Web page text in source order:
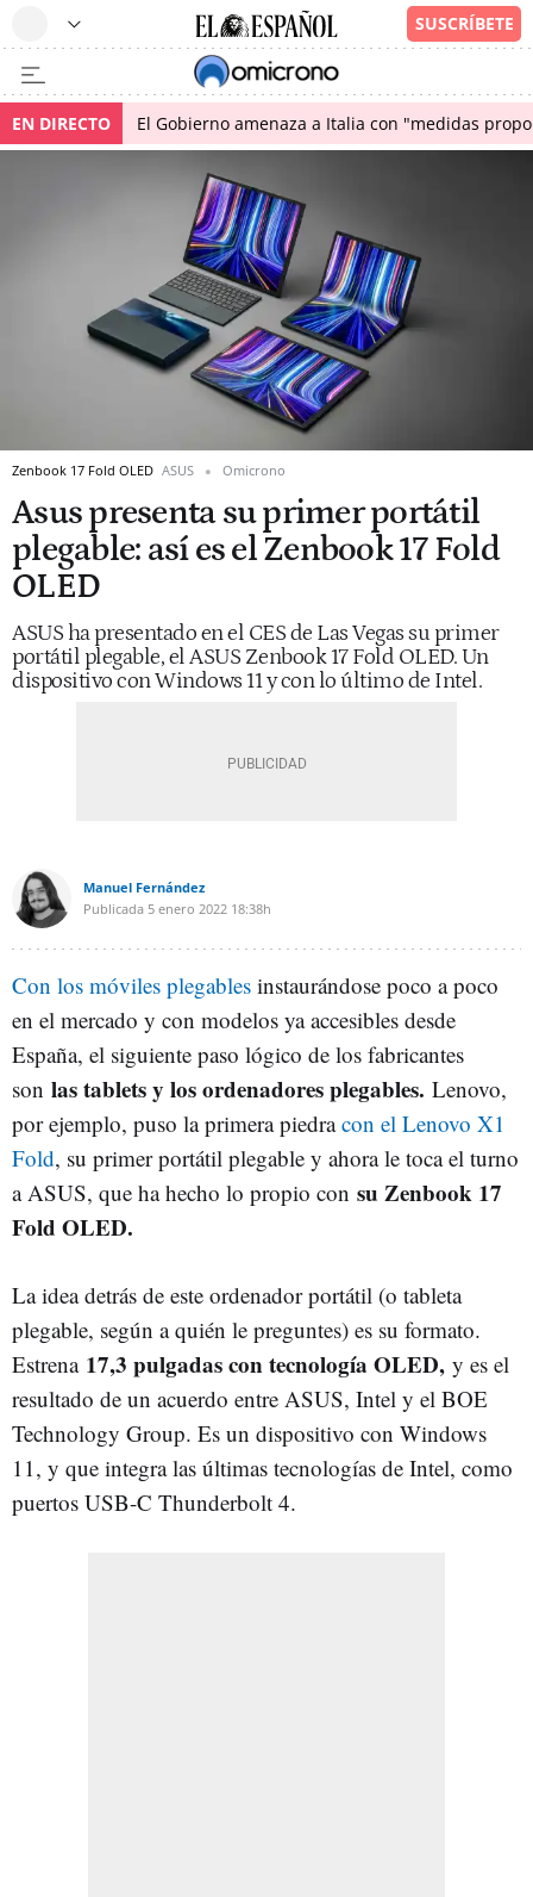
EN DIRECTO El Gobierno amenaza a Italia con "medidas
Zenbook 17 Fold OLED ASUS Omicrono
Asus presenta su primer portátil
plegable: así es el Zenbook 17 Fold
OLED
ASUS ha presentado en el CES de Las Vegas su primer
portátil plegable, el ASUS Zenbook 17 Fold OLED. Un
dispositivo con Windows 11 y con lo último de Intel.
Manuel Fernández
Publicada 5 enero 2022 18:38h
Con los móviles plegables instaurándose poco a poco
en el mercado y con modelos ya accesibles desde
España, el siguiente paso lógico de los fabricantes
son las tablets y los ordenadores plegables. Lenovo,
por ejemplo, puso la primera piedracon el Lenovo X1
Fold, su primer portátil plegable y ahora le toca el turno
a ASUS, que ha hecho lo propio con su Zenbook 17
Fold OLED.
La idea detrás de este ordenador portátil (o tableta
plegable, según a quién le preguntes) es su formato.
Estrena 17,3 pulgadas con tecnología OLED, y es el
resultado de un acuerdo entre ASUS, Intel y el BOE
Technology Group. Es un dispositivo con Windows
11, y que integra las últimas tecnologías de Intel, como
puertos USB-C Thunderbolt 4.